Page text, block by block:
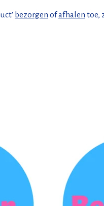
bezorgen ofafhalen toe,